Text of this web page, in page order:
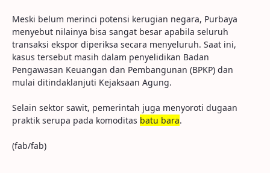
Meski belum merinci potensi kerugian negara, Purbaya
menyebut nilainya bisa sangat besar apabila seluruh
transaksi ekspor diperiksa secara menyeluruh. Saat ini,
kasus tersebut masih dalam penyelidikan Badan
Pengawasan Keuangan dan Pembangunan (BPKP) dan
mulai ditindaklanjuti Kejaksaan Agung.
Selain sektor sawit, pemerintah juga menyoroti dugaan
praktik serupa pada komoditas batu bara.
(fab/fab)